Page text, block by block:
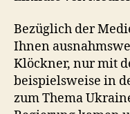
Bezüglich der
Ihnen
Klöckner, nur mit
beispielsweise in
zum Thema